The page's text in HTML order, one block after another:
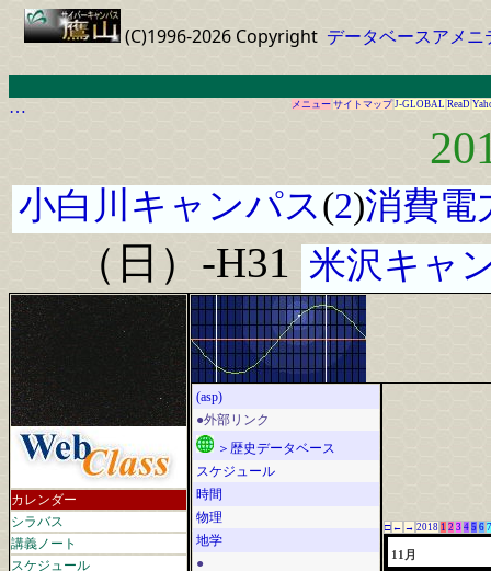
(C)1996-2026 Copyright データベースアメニ
… メニュー サイトマップ J-GLOBAL ReaD
小白川キャンパス(2)消費電
（日）-H31 米沢キャ
カレンダー
シラバス
講義ノート
スケジュール
(asp)
●外部リンク
＞歴史データベース
スケジュール
時間
物理
地学
●
□ ← → 2018 1 2 3 4 5 6 7
11月